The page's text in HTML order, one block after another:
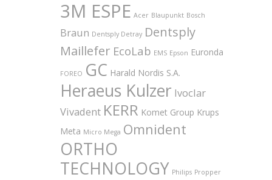
3M ESPE Acer Blaupunkt Bosch
Braun Dentsply Detray Dentsply
Maillefer EcoLab EMS Epson Euronda
FOREO GC Harald Nordis S.A.
Heraeus Kulzer Ivoclar
Vivadent KERR Komet Group Krups
Meta Micro Mega Omnident
ORTHO
TECHNOLOGY Philips Propper